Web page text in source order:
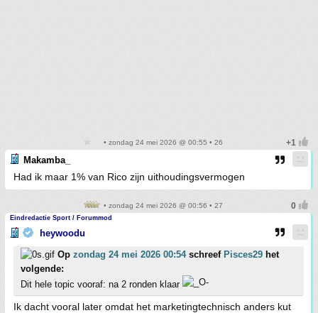
• zondag 24 mei 2026 @ 00:55 • 26
Makamba_
Had ik maar 1% van Rico zijn uithoudingsvermogen
• zondag 24 mei 2026 @ 00:56 • 27
Eindredactie Sport / Forummod
heywoodu
Op zondag 24 mei 2026 00:54schreef Pisces29 het
volgende:
Dit hele topic vooraf: na 2 ronden klaar
Ik dacht vooral later omdat het marketingtechnisch anders kut